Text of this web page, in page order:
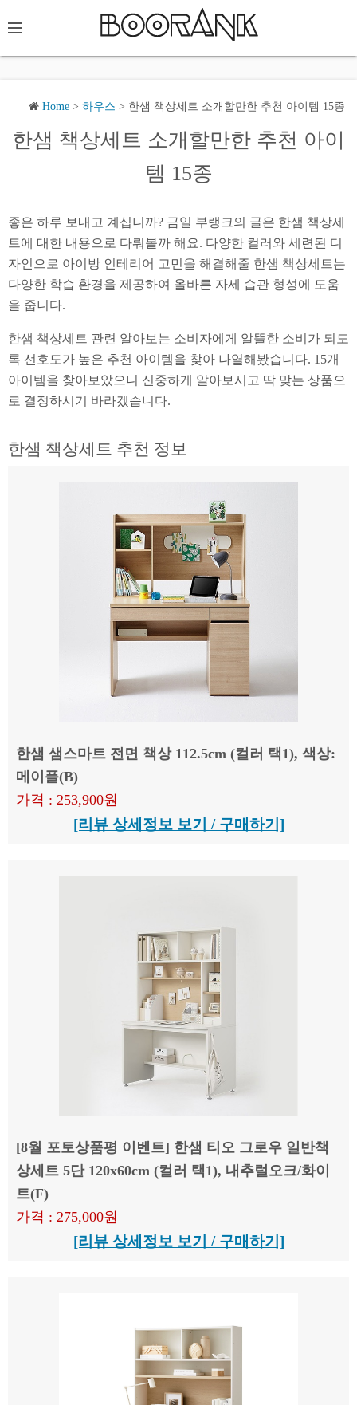
Home > 하우스 > 한샘 책상세트 소개할만한 추천 아이템 15종
한샘 책상세트 소개할만한 추천 아이
템 15종
좋은 하루 보내고 계십니까? 금일 부랭크의 글은 한샘 책상세
트에 대한 내용으로 다뤄볼까 해요. 다양한 컬러와 세련된 디
자인으로 아이방 인테리어 고민을 해결해줄 한샘 책상세트는
다양한 학습 환경을 제공하여 올바른 자세 습관 형성에 도움
을 줍니다.
한샘 책상세트 관련 알아보는 소비자에게 알뜰한 소비가 되도
록 선호도가 높은 추천 아이템을 찾아 나열해봤습니다. 15개
아이템을 찾아보았으니 신중하게 알아보시고 딱 맞는 상품으
로 결정하시기 바라겠습니다.
한샘 책상세트 추천 정보
한샘 샘스마트 전면 책상 112.5cm (컬러 택1), 색상:
메이플(B)
가격 : 253,900원
[리뷰 상세정보 보기 / 구매하기]
[8월 포토상품평 이벤트] 한샘 티오 그로우 일반책
상세트 5단 120x60cm (컬러 택1), 내추럴오크/화이
트(F)
가격 : 275,000원
[리뷰 상세정보 보기 / 구매하기]